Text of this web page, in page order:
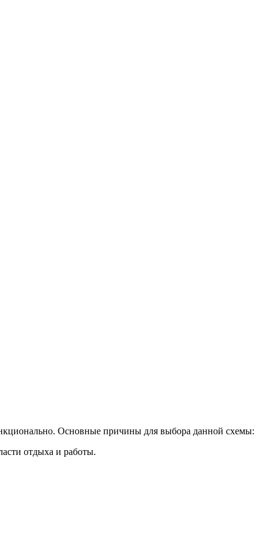
Основные причины для выбора данной схемы:
отдыха и работы.